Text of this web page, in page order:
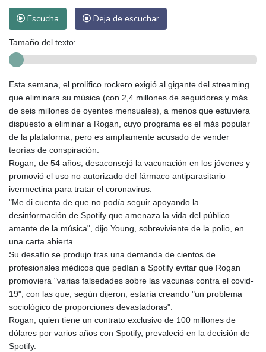
Escucha Deja de escuchar
Tamaño del texto:
Esta semana, el prolífico rockero exigió al gigante del streaming
que eliminara su música (con 2,4 millones de seguidores y más
de seis millones de oyentes mensuales), a menos que estuviera
dispuesto a eliminar a Rogan, cuyo programa es el más popular
de la plataforma, pero es ampliamente acusado de vender
teorías de conspiración.
Rogan, de 54 años, desaconsejó la vacunación en los jóvenes y
promovió el uso no autorizado del fármaco antiparasitario
ivermectina para tratar el coronavirus.
"Me di cuenta de que no podía seguir apoyando la
desinformación de Spotify que amenaza la vida del público
amante de la música", dijo Young, sobreviviente de la polio, en
una carta abierta.
Su desafío se produjo tras una demanda de cientos de
profesionales médicos que pedían a Spotify evitar que Rogan
promoviera "varias falsedades sobre las vacunas contra el covid-
19", con las que, según dijeron, estaría creando "un problema
sociológico de proporciones devastadoras".
Rogan, quien tiene un contrato exclusivo de 100 millones de
dólares por varios años con Spotify, prevaleció en la decisión de
Spotify.